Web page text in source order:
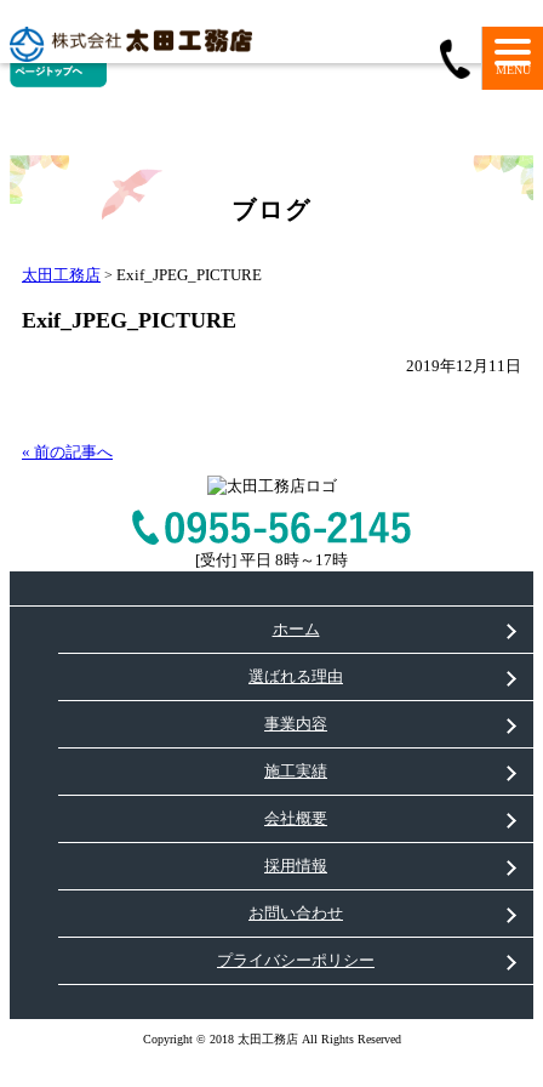
MENU
ブログ
太田工務店 > Exif_JPEG_PICTURE
Exif_JPEG_PICTURE
2019年12月11日
« 前の記事へ
[受付] 平日 8時～17時
ホーム
選ばれる理由
事業内容
施工実績
会社概要
採用情報
お問い合わせ
プライバシーポリシー
Copyright © 2018 太田工務店 All Rights Reserved